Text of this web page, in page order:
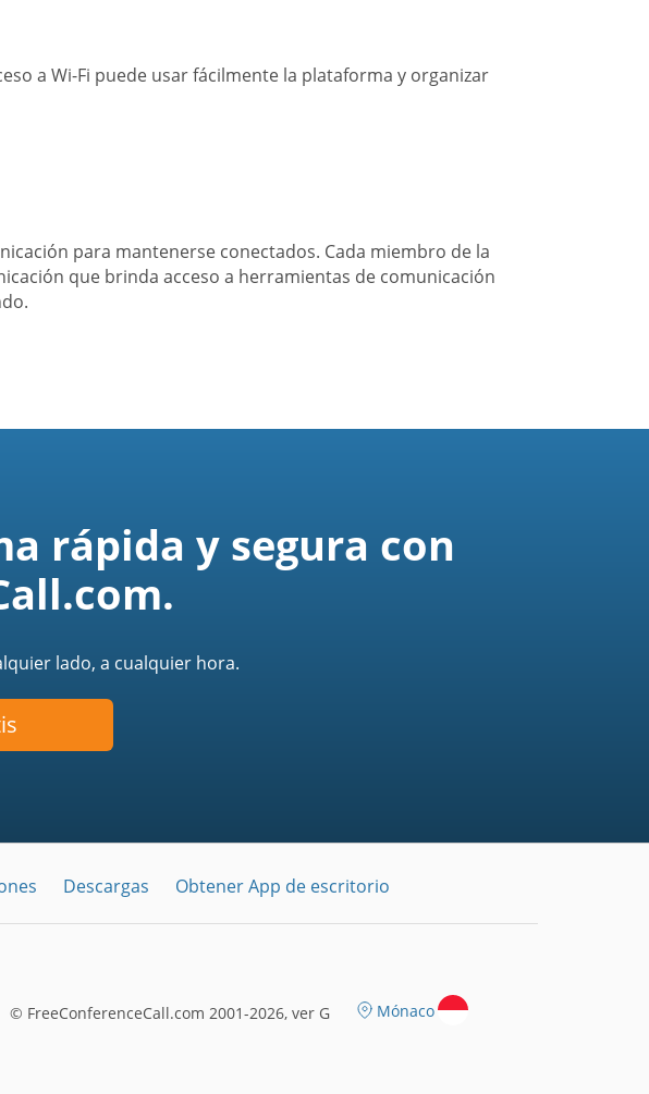
a Wi-Fi puede usar fácilmente la plataforma y organizar
para mantenerse conectados. Cada miembro de la
que brinda acceso a herramientas de comunicación
rápida y segura con
lado, a cualquier hora.
Descargas Obtener App de escritorio
© FreeConferenceCall.com 2001-2026, ver G Mónaco